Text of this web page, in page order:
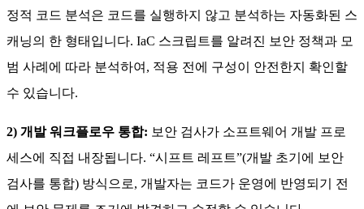
정적 코드 분석은 코드를 실행하지 않고 분석하는 자동화된 스
캐닝의 한 형태입니다. IaC 스크립트를 알려진 보안 정책과 모
범 사례에 따라 분석하여, 적용 전에 구성이 안전한지 확인할
수 있습니다.
2) 개발 워크플로우 통합: 보안 검사가 소프트웨어 개발 프로
세스에 직접 내장됩니다. “시프트 레프트”(개발 초기에 보안
검사를 통합) 방식으로, 개발자는 코드가 운영에 반영되기 전